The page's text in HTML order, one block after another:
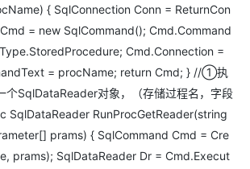
{ SqlConnection Conn = ReturnCon
= new SqlCommand(); Cmd.Command
Cmd.Connection =
= procName; return Cmd; } //①执
个SqlDataReader对象，（存储过程名，字段
SqlDataReader RunProcGetReader(string
prams) { SqlCommand Cmd = Cre
prams); SqlDataReader Dr = Cmd.Execut